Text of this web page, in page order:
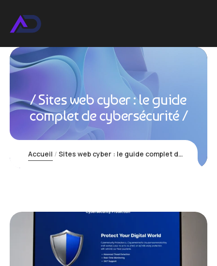
Sites web cyber : le guide
complet de cybersécurité
Accueil Sites web cyber : le guide complet de cybersécurité